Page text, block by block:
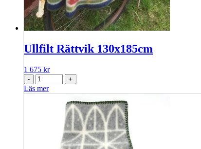
Ullfilt Rättvik 130x185cm
1 675 kr
- +
Läs mer